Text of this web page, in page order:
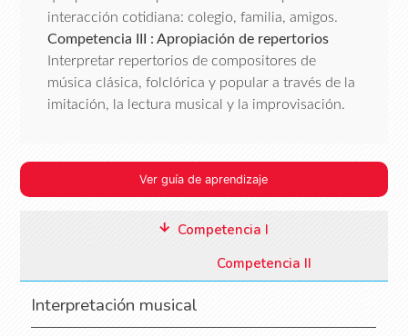
interacción cotidiana: colegio, familia, amigos.
Competencia III : Apropiación de repertorios
Interpretar repertorios de compositores de
música clásica, folclórica y popular a través de la
imitación, la lectura musical y la improvisación.
Ver guía de aprendizaje
Competencia I
Competencia II
Interpretación musical